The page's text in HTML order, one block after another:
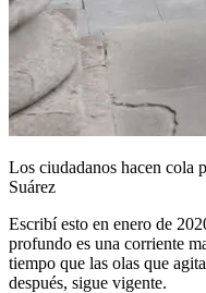
Los ciudadanos hacen cola
Suárez
Escribí esto en enero de
profundo es una corriente
tiempo que las olas que
después, sigue vigente.